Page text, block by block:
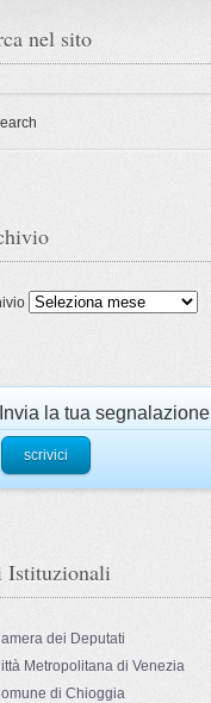
nel sito
Invia la tua segnalazione
scrivici
Istituzionali
dei Deputati
Metropolitana di Venezia
di Chioggia